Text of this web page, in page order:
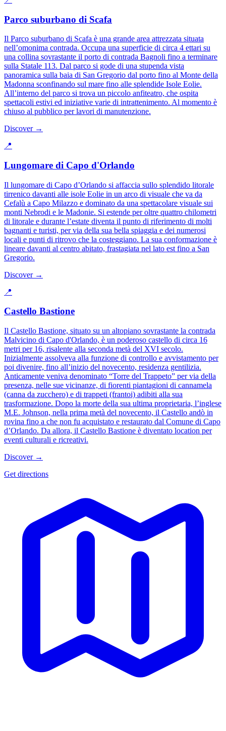
Parco suburbano di Scafa
Il Parco suburbano di Scafa è una grande area attrezzata situata
nell’omonima contrada. Occupa una superficie di circa 4 ettari su
una collina sovrastante il porto di contrada Bagnoli fino a terminare
sulla Statale 113. Dal parco si gode di una stupenda vista
panoramica sulla baia di San Gregorio dal porto fino al Monte della
Madonna sconfinando sul mare fino alle splendide Isole Eolie.
All’interno del parco si trova un piccolo anfiteatro, che ospita
spettacoli estivi ed iniziative varie di intrattenimento. Al momento è
chiuso al pubblico per lavori di manutenzione.
Discover →
📍
Lungomare di Capo d'Orlando
Il lungomare di Capo d’Orlando si affaccia sullo splendido litorale
tirrenico davanti alle isole Eolie in un arco di visuale che va da
Cefalù a Capo Milazzo e dominato da una spettacolare visuale sui
monti Nebrodi e le Madonie. Si estende per oltre quattro chilometri
di litorale e durante l’estate diventa il punto di riferimento di molti
bagnanti e turisti, per via della sua bella spiaggia e dei numerosi
locali e punti di ritrovo che la costeggiano. La sua conformazione è
lineare davanti al centro abitato, frastagiata nel lato est fino a San
Gregorio.
Discover →
📍
Castello Bastione
Il Castello Bastione, situato su un altopiano sovrastante la contrada
Malvicino di Capo d'Orlando, è un poderoso castello di circa 16
metri per 16, risalente alla seconda metà del XVI secolo.
Inizialmente assolveva alla funzione di controllo e avvistamento per
poi divenire, fino all’inizio del novecento, residenza gentilizia.
Anticamente veniva denominato “Torre del Trappeto” per via della
presenza, nelle sue vicinanze, di fiorenti piantagioni di cannamela
(canna da zucchero) e di trappeti (frantoi) adibiti alla sua
trasformazione. Dopo la morte della sua ultima proprietaria, l’inglese
M.E. Johnson, nella prima metà del novecento, il Castello andò in
rovina fino a che non fu acquistato e restaurato dal Comune di Capo
d’Orlando. Da allora, il Castello Bastione è diventato location per
eventi culturali e ricreativi.
Discover →
Get directions